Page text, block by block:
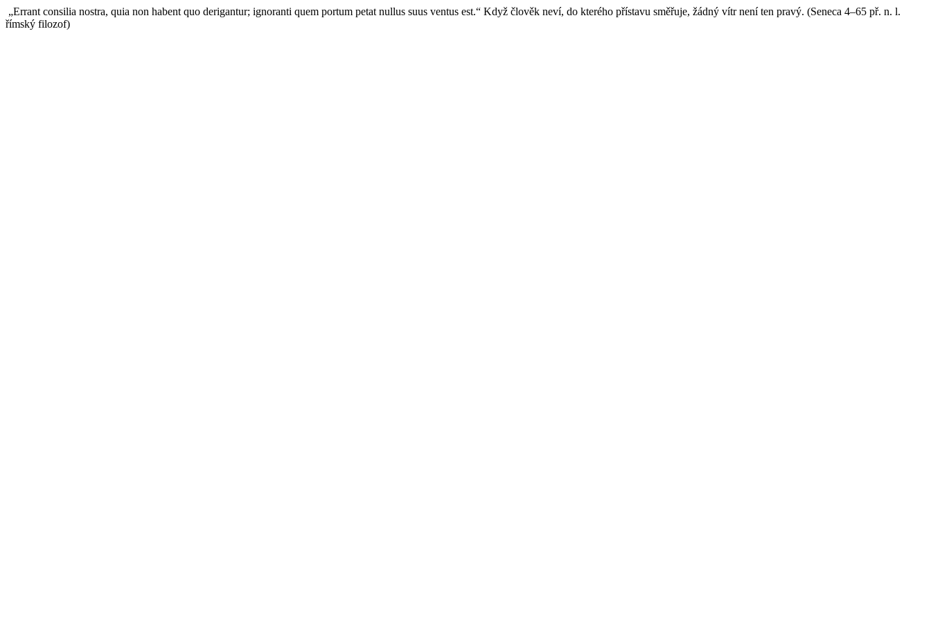
„Errant consilia nostra, quia non habent quo derigantur; ignoranti quem portum petat nullus suus ventus est.“ Když člověk neví, do kterého přístavu směřuje, žádný vítr není ten pravý. (Seneca 4–65 př. n. l.
římský filozof)